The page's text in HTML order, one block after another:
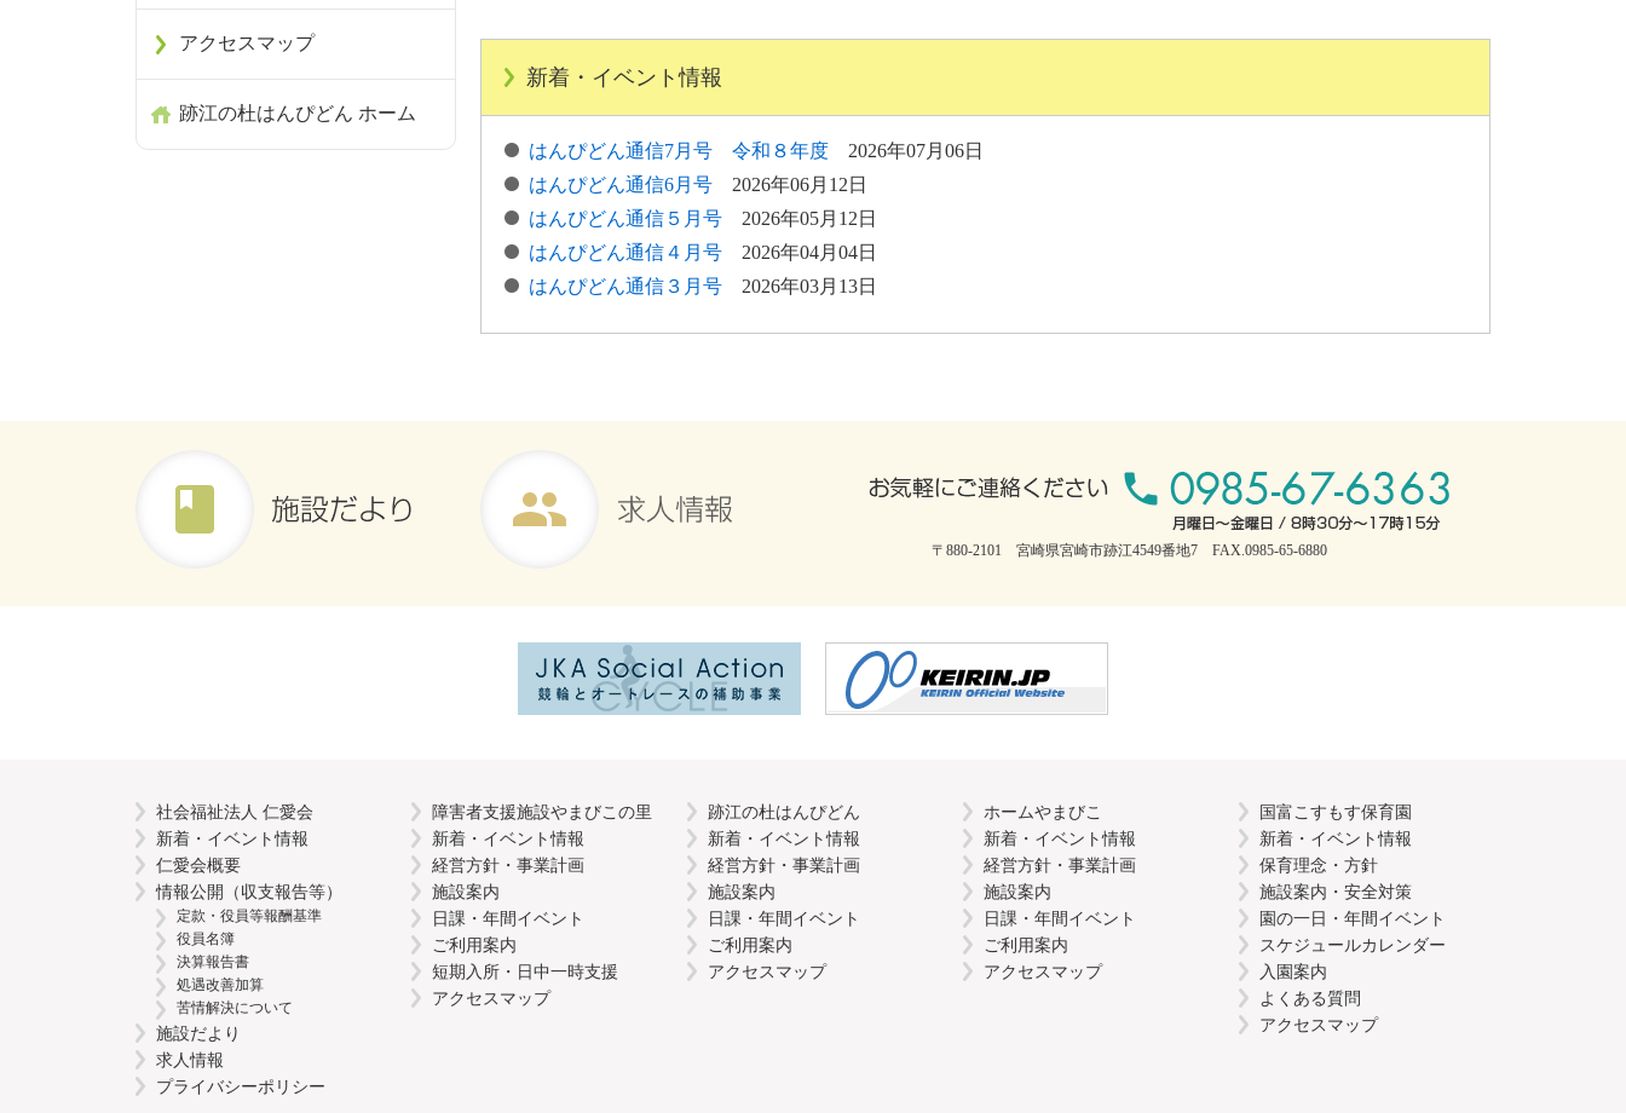
新着・イベント情報
はんぴどん通信7月号 令和８年度
2026年07月06日
はんぴどん通信6月号
2026年06月12日
はんぴどん通信５月号
2026年05月12日
はんぴどん通信４月号
2026年04月04日
はんぴどん通信３月号
2026年03月13日
アクセスマップ
跡江の杜はんぴどん ホーム
〒880-2101 宮崎県宮崎市跡江4549番地7 FAX.0985-65-6880
社会福祉法人 仁愛会
新着・イベント情報
仁愛会概要
情報公開（収支報告等）
定款・役員等報酬基準
役員名簿
決算報告書
処遇改善加算
苦情解決について
施設だより
求人情報
プライバシーポリシー
障害者支援施設やまびこの里
新着・イベント情報
経営方針・事業計画
施設案内
日課・年間イベント
ご利用案内
短期入所・日中一時支援
アクセスマップ
跡江の杜はんぴどん
新着・イベント情報
経営方針・事業計画
施設案内
日課・年間イベント
ご利用案内
アクセスマップ
ホームやまびこ
新着・イベント情報
経営方針・事業計画
施設案内
日課・年間イベント
ご利用案内
アクセスマップ
国富こすもす保育園
新着・イベント情報
保育理念・方針
施設案内・安全対策
園の一日・年間イベント
スケジュールカレンダー
入園案内
よくある質問
アクセスマップ